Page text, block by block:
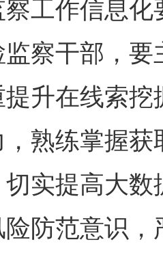
作信息化
察干部，
升在线索
熟练掌握
实提高大
防范意识